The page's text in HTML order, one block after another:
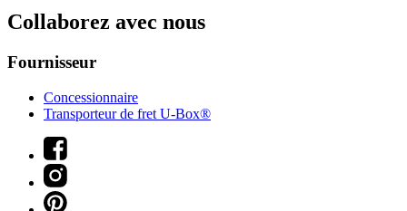
Collaborez avec nous
Fournisseur
Concessionnaire
Transporteur de fret U-Box®